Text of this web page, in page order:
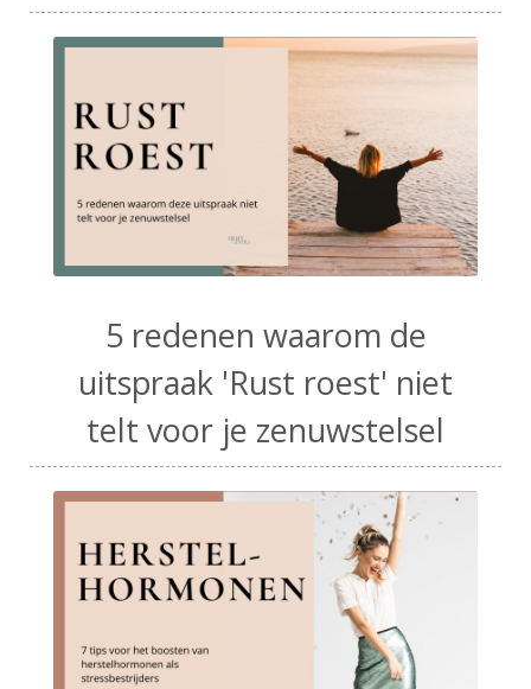
5 redenen waarom de
uitspraak 'Rust roest' niet
telt voor je zenuwstelsel